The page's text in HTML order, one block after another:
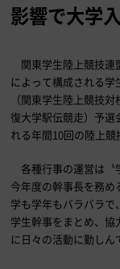
影響で大学
関東学生陸上競技連
によって構成される
（関東学生陸上競技
復大学駅伝競走）予
れる年間10回の陸上競
各種行事の運営は〝
今年度の幹事長を務
学も学年もバラバラ
学生幹事をまとめ、
に日々の活動に勤しん